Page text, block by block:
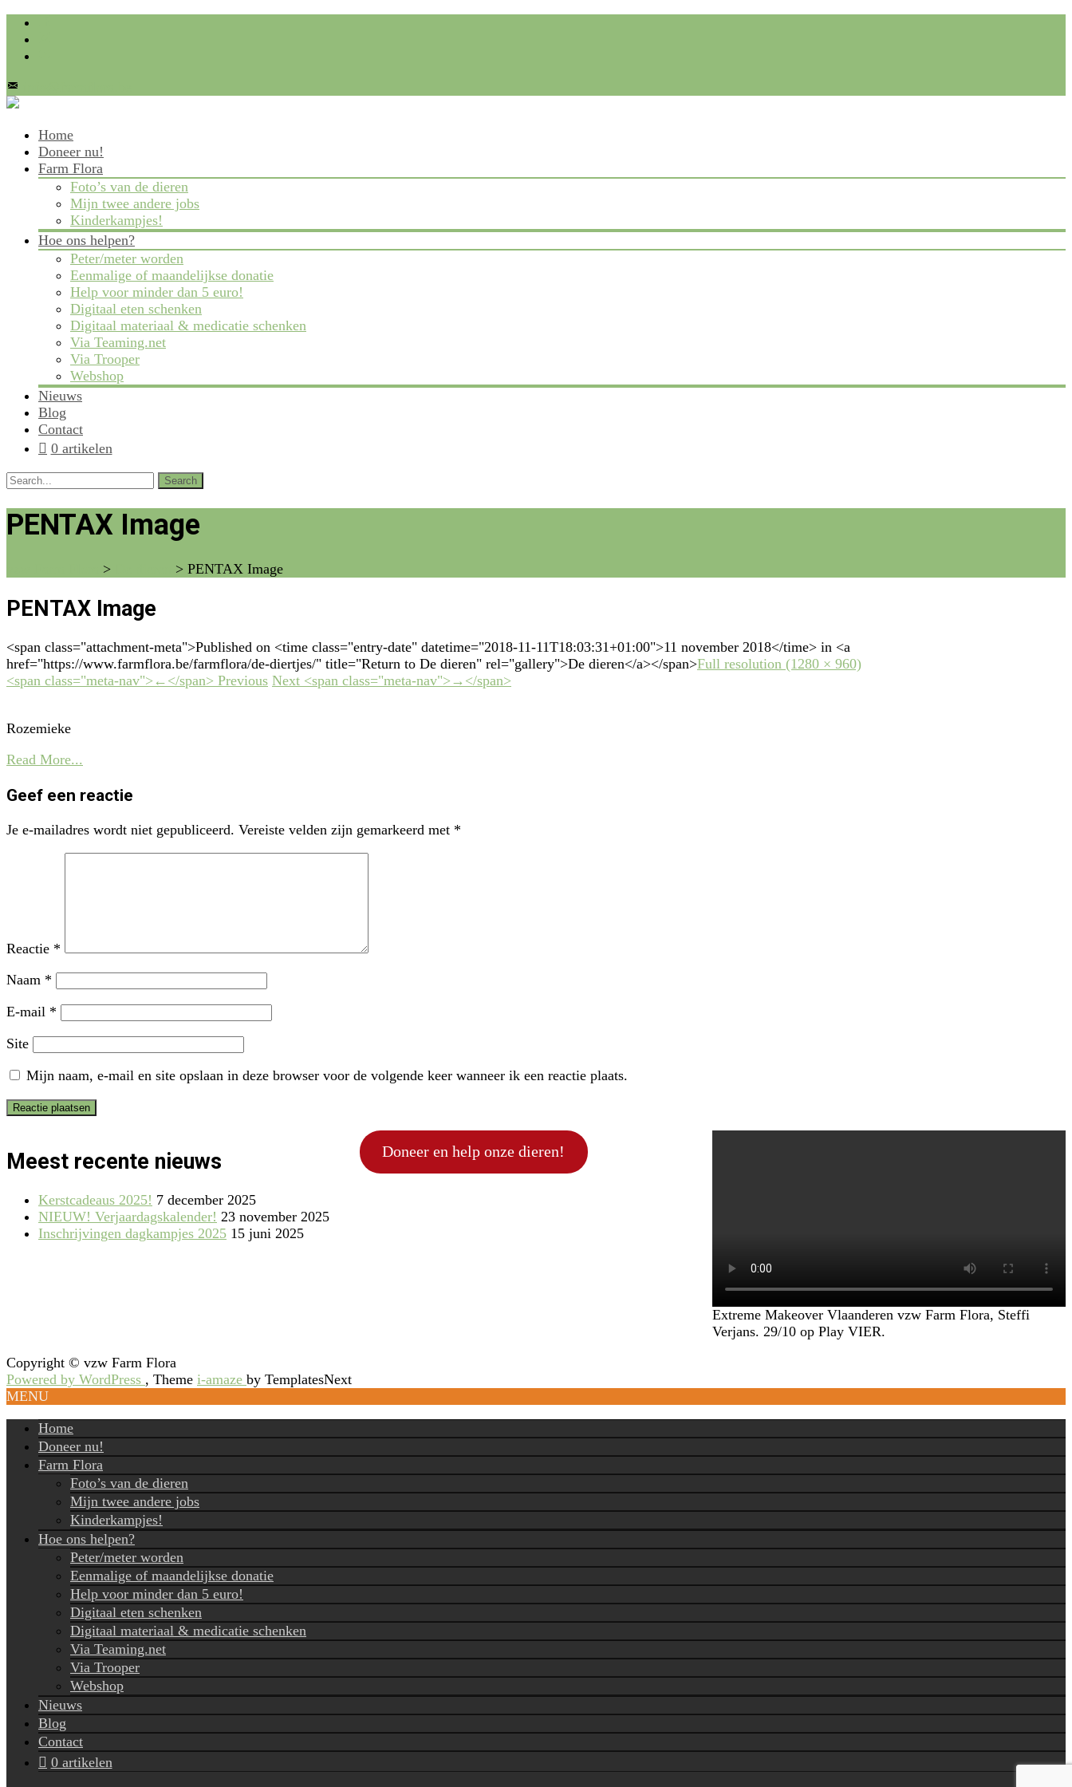
Skip
content
Home
Doneer nu!
Farm Flora
Foto’s van de dieren
Mijn twee andere jobs
Kinderkampjes!
Hoe ons helpen?
Peter/meter worden
Eenmalige of maandelijkse donatie
Help voor minder dan 5 euro!
Digitaal eten schenken
Digitaal materiaal & medicatie schenken
Via Teaming.net
Via Trooper
Webshop
Nieuws
Blog
Contact
0 artikelen
Search
PENTAX Image
> > PENTAX Image
PENTAX Image
<span class="attachment-meta">Published on <time class="entry-date" datetime="2018-11-11T18:03:31+01:00">11 november 2018</time> in <a
href="https://www.farmflora.be/farmflora/de-diertjes/" title="Return to De dieren" rel="gallery">De dieren</a></span>Full resolution (1280 × 960)
<span class="meta-nav">←</span> Previous Next <span class="meta-nav">→</span>
Rozemieke
Read More...
Geef een reactie
Je e-mailadres wordt niet gepubliceerd. Vereiste velden zijn gemarkeerd met *
Reactie *
Naam *
E-mail *
Site
Mijn naam, e-mail en site opslaan in deze browser voor de volgende keer wanneer ik een reactie plaats.
Meest recente nieuws
Kerstcadeaus 2025! 7 december 2025
NIEUW! Verjaardagskalender! 23 november 2025
Inschrijvingen dagkampjes 2025 15 juni 2025
Doneer en help onze dieren!
Extreme Makeover Vlaanderen vzw Farm Flora, Steffi
Verjans. 29/10 op Play VIER.
Copyright © vzw Farm Flora
Powered by WordPress , Theme i-amaze by TemplatesNext
MENU
Home
Doneer nu!
Farm Flora
Foto’s van de dieren
Mijn twee andere jobs
Kinderkampjes!
Hoe ons helpen?
Peter/meter worden
Eenmalige of maandelijkse donatie
Help voor minder dan 5 euro!
Digitaal eten schenken
Digitaal materiaal & medicatie schenken
Via Teaming.net
Via Trooper
Webshop
Nieuws
Blog
Contact
0 artikelen